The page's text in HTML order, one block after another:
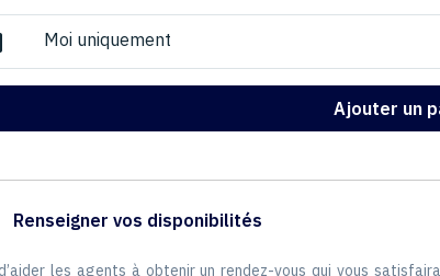
Moi uniquement
Ajouter un
Renseigner vos disponibilités
les agents à obtenir un rendez-vous qui vous